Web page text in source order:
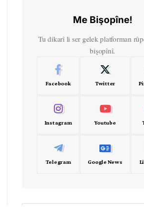
Me Bişopîne!
Tu dikarî li ser gelek platforman
bişopînî.
Facebook Twitter
Instagram Youtube
Telegram Google News